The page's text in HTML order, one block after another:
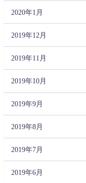
2020年1月
2019年12月
2019年11月
2019年10月
2019年9月
2019年8月
2019年7月
2019年6月